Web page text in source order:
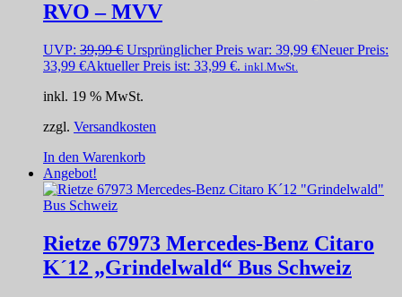
RVO – MVV
UVP: 39,99€ Ursprünglicher Preis war: 39,99 €Neuer Preis:
33,99 €Aktueller Preis ist: 33,99 €. inkl.MwSt.
inkl. 19 % MwSt.
zzgl. Versandkosten
In den Warenkorb
Angebot!
Rietze 67973 Mercedes-Benz Citaro
K´12 „Grindelwald“ Bus Schweiz